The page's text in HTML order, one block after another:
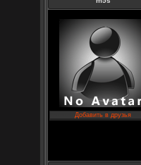
Добавить в друзья